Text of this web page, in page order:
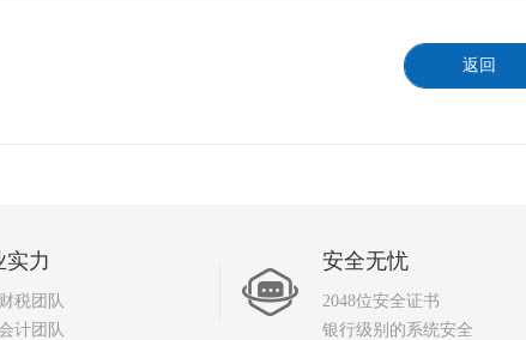
返回
实力
税团队
计团队
安全无忧
2048位安全证书
银行级别的系统安全